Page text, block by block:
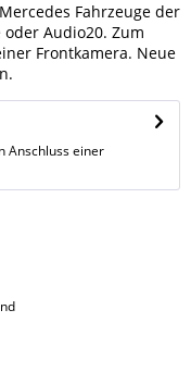
Fahrzeuge der
Audio20. Zum
Frontkamera. Neue
Anschluss einer